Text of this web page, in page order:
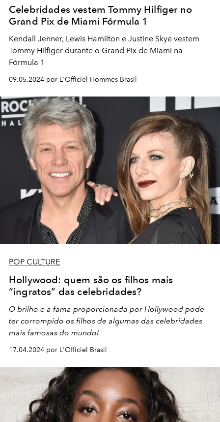
Celebridades vestem Tommy Hilfiger no
Grand Pix de Miami Fórmula 1
Kendall Jenner, Lewis Hamilton e Justine Skye vestem
Tommy Hilfiger durante o Grand Pix de Miami na
Fórmula 1
09.05.2024 por L'Officiel Hommes Brasil
POP CULTURE
Hollywood: quem são os filhos mais
“ingratos” das celebridades?
O brilho e a fama proporcionada por Hollywood pode
ter corrompido os filhos de algumas das celebridades
mais famosas do mundo!
17.04.2024 por L'Officiel Brasil